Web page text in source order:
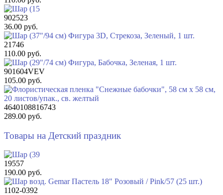
902523
36.00 руб.
21746
110.00 руб.
901604VEV
105.00 руб.
4640108816743
289.00 руб.
Товары на Детский праздник
19557
190.00 руб.
1102-0392